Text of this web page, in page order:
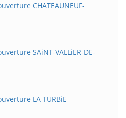
CHATEAUNEUF-
SAiNT-VALLiER-DE-
LA TURBiE